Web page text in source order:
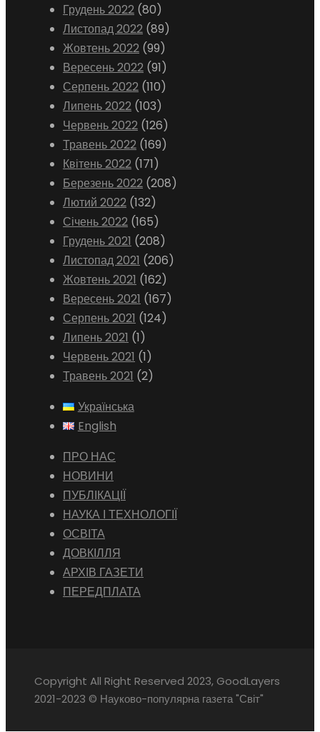
Грудень 2022 (80)
Листопад 2022 (89)
Жовтень 2022 (99)
Вересень 2022 (91)
Серпень 2022 (110)
Липень 2022 (103)
Червень 2022 (126)
Травень 2022 (169)
Квітень 2022 (171)
Березень 2022 (208)
Лютий 2022 (132)
Січень 2022 (165)
Грудень 2021 (208)
Листопад 2021 (206)
Жовтень 2021 (162)
Вересень 2021 (167)
Серпень 2021 (124)
Липень 2021 (1)
Червень 2021 (1)
Травень 2021 (2)
Українська
English
ПРО НАС
НОВИНИ
ПУБЛІКАЦІЇ
НАУКА І ТЕХНОЛОГІЇ
ОСВІТА
ДОВКІЛЛЯ
АРХІВ ГАЗЕТИ
ПЕРЕДПЛАТА
Copyright All Right Reserved 2023, GoodLayers
2021-2023 © Науково-популярна газета "Світ"